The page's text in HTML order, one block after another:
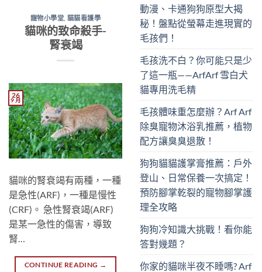
寵物小學堂 貓貓看護學
貓咪的致命殺手-
腎衰竭
26
9 月
貓咪的腎衰竭有兩種，一種
是急性(ARF)，一種是慢性
(CRF)。 急性腎衰竭(ARF)
是某一急性的傷害，導致
腎…
CONTINUE READING →
動漫、卡通狗狗原型大揭
秘！盤點從螢幕走進現實的
毛孩們！
毛孩洗不白？你可能只是少
了這一瓶——ArfArf 雪白犬
貓專用洗毛精
毛孩體味重怎麼辦？Arf Arf
除臭寵物沐浴乳推薦，植物
配方讓臭臭退散！
狗狗貓貓護掌膏推薦：戶外
登山、日常保養一次搞定！
預防腳掌乾裂的寵物腳掌護
理全攻略
狗狗冷知識大挑戰！看你能
答對幾題？
你家的貓咪半夜不睡嗎? Arf